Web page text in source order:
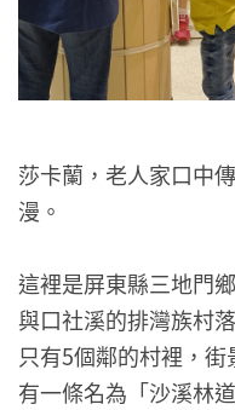
莎卡蘭，老人家口中
漫。
這裡是屏東縣三地門
與口社溪的排灣族村
只有5個鄰的村裡，
有一條名為「沙溪林